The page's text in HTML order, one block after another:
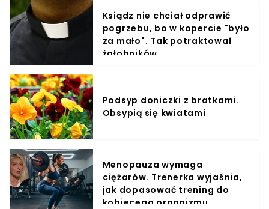
Ksiądz nie chciał odprawić
pogrzebu, bo w kopercie "było
za mało". Tak potraktował
żałobników
Podsyp doniczki z bratkami.
Obsypią się kwiatami
Menopauza wymaga
ciężarów. Trenerka wyjaśnia,
jak dopasować trening do
kobiecego organizmu